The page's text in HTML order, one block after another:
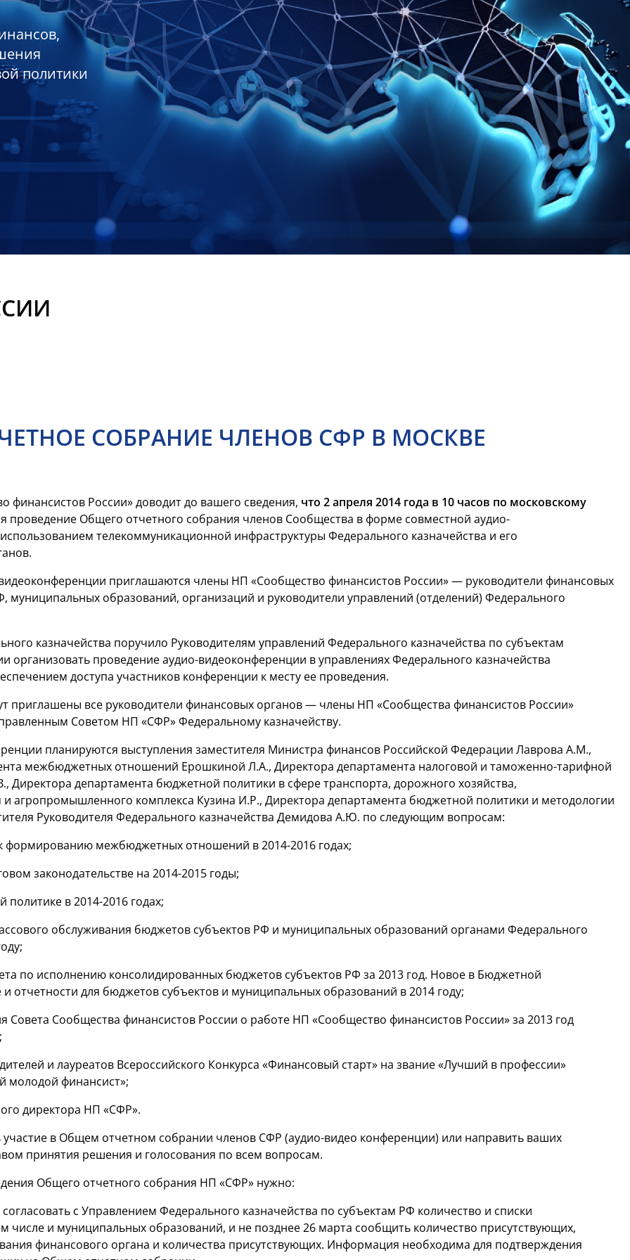
политики
СОБРАНИЕ ЧЛЕНОВ СФР В МОСКВЕ
финансистов России» доводит до вашего сведения, что 2 апреля 2014 года в 10 часов по московскому
проведение Общего отчетного собрания членов Сообщества в форме совместной аудио-
телекоммуникационной инфраструктуры Федерального казначейства и его
приглашаются члены НП «Сообщество финансистов России» — руководители финансовых
муниципальных образований, организаций и руководители управлений (отделений) Федерального
казначейства поручило Руководителям управлений Федерального казначейства по субъектам
организовать проведение аудио-видеоконференции в управлениях Федерального казначейства
доступа участников конференции к месту ее проведения.
приглашены все руководители финансовых органов — члены НП «Сообщества финансистов России»
Советом НП «СФР» Федеральному казначейству.
планируются выступления заместителя Министра финансов Российской Федерации Лаврова А.М.,
межбюджетных отношений Ерошкиной Л.А., Директора департамента налоговой и таможенно-тарифной
Директора департамента бюджетной политики в сфере транспорта, дорожного хозяйства,
агропромышленного комплекса Кузина И.Р., Директора департамента бюджетной политики и методологии
Руководителя Федерального казначейства Демидова А.Ю. по следующим вопросам:
формированию межбюджетных отношений в2014-2016 годах;
законодательстве на 2014-2015 годы;
политике в2014-2016 годах;
обслуживания бюджетов субъектов РФ и муниципальных образований органами Федерального
по исполнению консолидированных бюджетов субъектов РФ за 2013 год. Новое в Бюджетной
и отчетности для бюджетов субъектов и муниципальных образований в 2014 году;
Совета Сообщества финансистов России о работе НП «Сообщество финансистов России» за 2013 год
и лауреатов Всероссийского Конкурса «Финансовый старт» на звание «Лучший в профессии»
молодой финансист»;
директора НП «СФР».
в Общем отчетном собрании членов СФР (аудио-видео конференции) или направить ваших
принятия решения и голосования по всем вопросам.
Общего отчетного собрания НП «СФР» нужно:
с Управлением Федерального казначейства по субъектам РФ количество и списки
числе и муниципальных образований, и не позднее 26 марта сообщить количество присутствующих,
финансового органа и количества присутствующих. Информация необходима для подтверждения